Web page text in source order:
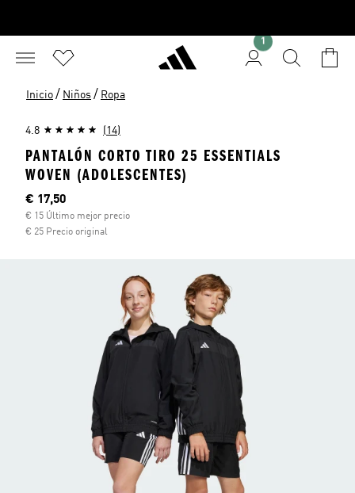
1
Inicio / Niños / Ropa
4.8 (14)
PANTALÓN CORTO TIRO 25 ESSENTIALS
WOVEN (ADOLESCENTES)
Precio actual
€ 17,50
€ 15 Último mejor precio
€ 25 Precio original